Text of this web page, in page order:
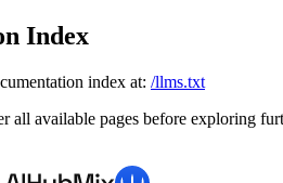
Index
index at: /llms.txt
all available pages before exploring